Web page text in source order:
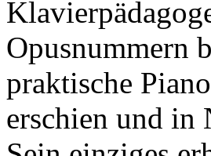
Opusnummern
praktische
erschien und in